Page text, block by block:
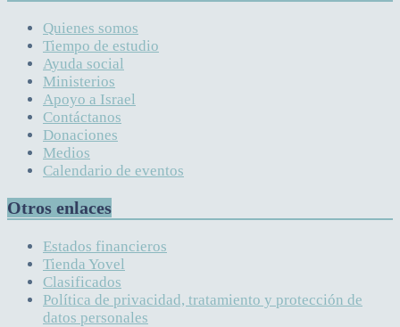
Quienes somos
Tiempo de estudio
Ayuda social
Ministerios
Apoyo a Israel
Contáctanos
Donaciones
Medios
Calendario de eventos
Otros enlaces
Estados financieros
Tienda Yovel
Clasificados
Política de privacidad, tratamiento y protección de
datos personales